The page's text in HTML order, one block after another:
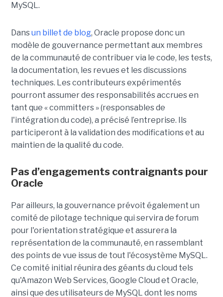
MySQL.
Dansun billet de blog, Oracle propose donc un
modèle de gouvernance permettant aux membres
de la communauté de contribuer via le code, les tests,
la documentation, les revues et les discussions
techniques. Les contributeurs expérimentés
pourront assumer des responsabilités accrues en
tant que « committers » (responsables de
l'intégration du code), a précisé l’entreprise. Ils
participeront à la validation des modifications et au
maintien de la qualité du code.
Pas d’engagements contraignants pour
Oracle
Par ailleurs, la gouvernance prévoit également un
comité de pilotage technique qui servira de forum
pour l'orientation stratégique et assurera la
représentation de la communauté, en rassemblant
des points de vue issus de tout l'écosystème MySQL.
Ce comité initial réunira des géants du cloud tels
qu'Amazon Web Services, Google Cloud et Oracle,
ainsi que des utilisateurs de MySQL dont les noms